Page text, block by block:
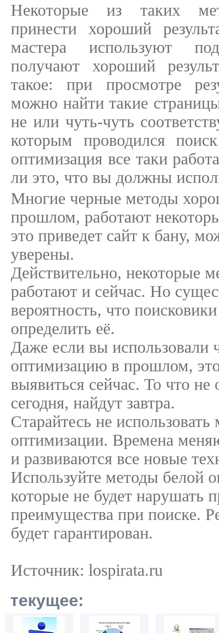
Некоторые из таких
принести хороший
мастера используют
получают хороший
такое: при просмотре
можно найти такие
не или чуть-чуть
которым проводился
оптимизация все таки
ли это, что вы должны
Многие черные методы
прошлом, работают
это приведет сайт к бану,
уверены.
Действительно, некоторые
работают и сейчас. Но
вероятность, что
определить её.
Даже если вы использовали
оптимизацию в прошлом,
выявиться сейчас. То что не
сегодня, найдут завтра.
Старайтесь не
оптимизации. Времена
и развиваются все новые
Используйте методы белой
которые не будет нарушать
преимущества при поиске.
будет гарантирован.
Источник: lospirata.ru
текущее: